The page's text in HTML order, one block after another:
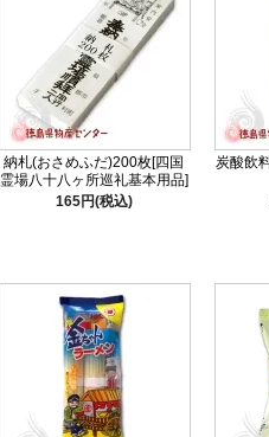
納札(おさめふだ)200枚[四国
霊場八十八ヶ所巡礼基本用品]
165円(税込)
炭酸飲